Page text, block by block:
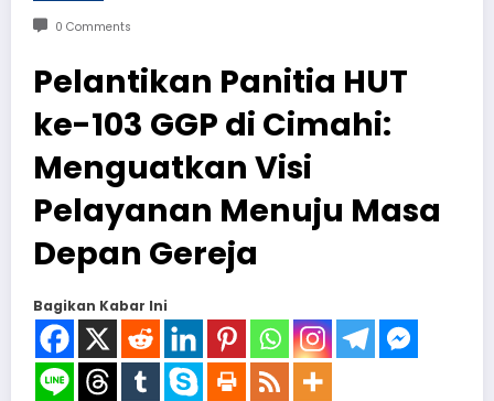
0 Comments
Pelantikan Panitia HUT
ke-103 GGP di Cimahi:
Menguatkan Visi
Pelayanan Menuju Masa
Depan Gereja
Bagikan Kabar Ini